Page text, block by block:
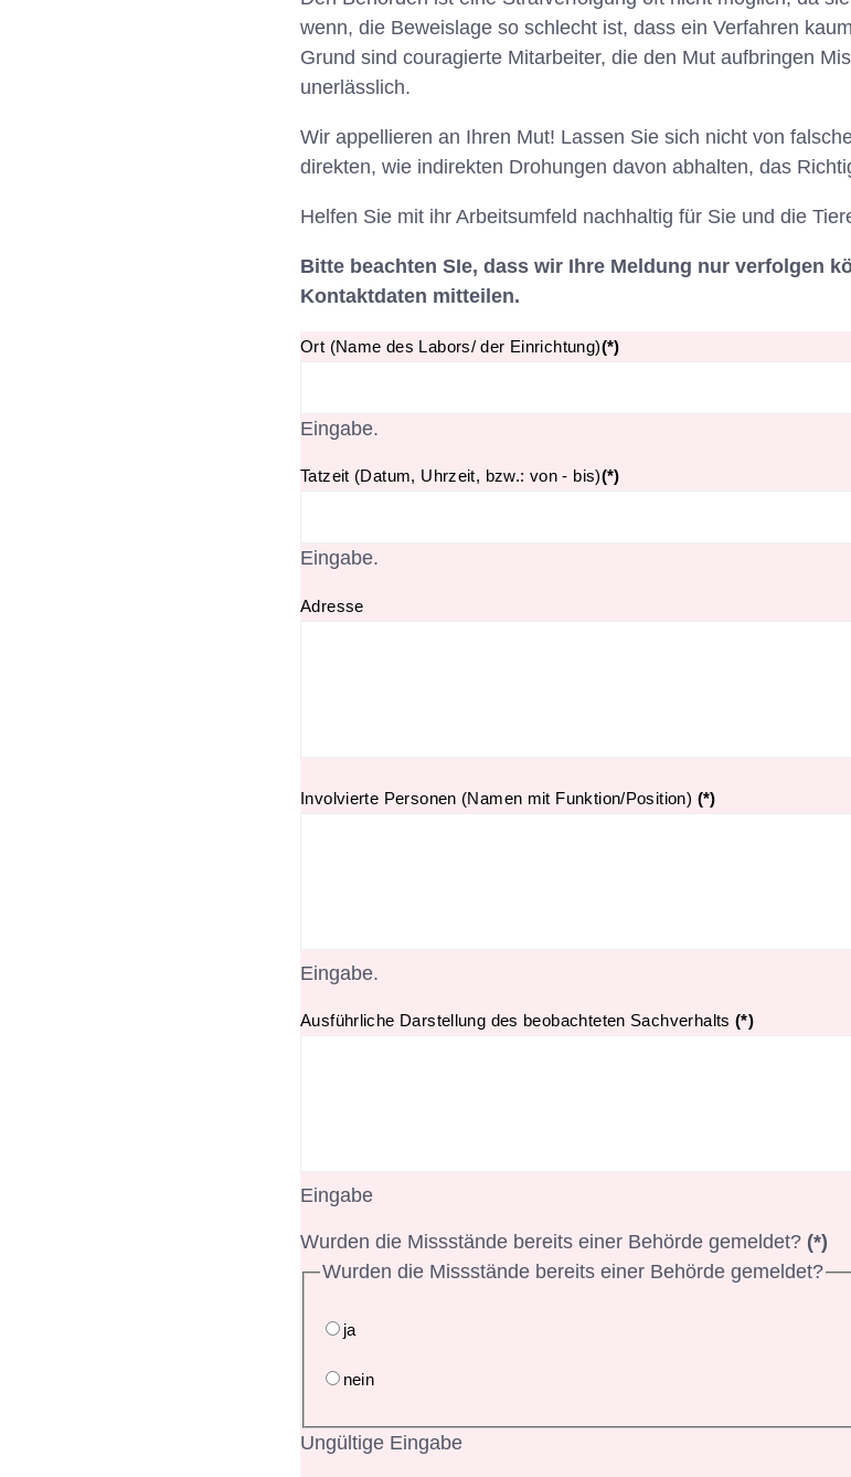
wenn, die Beweislage so schlecht ist, dass ein Verfahren
Grund sind couragierte Mitarbeiter, die den Mut aufbringen
unerlässlich.
Wir appellieren an Ihren Mut! Lassen Sie sich nicht von
direkten, wie indirekten Drohungen davon abhalten, das
Helfen Sie mit ihr Arbeitsumfeld nachhaltig für Sie und die
Bitte beachten SIe, dass wir Ihre Meldung nur verfolgen
Kontaktdaten mitteilen.
Ort (Name des Labors/ der Einrichtung)(*)
Eingabe.
Tatzeit (Datum, Uhrzeit, bzw.: von - bis)(*)
Eingabe.
Adresse
Involvierte Personen (Namen mit Funktion/Position) (*)
Eingabe.
Ausführliche Darstellung des beobachteten Sachverhalts(*)
Eingabe
Wurden die Missstände bereits einer Behörde gemeldet? (*)
Wurden die Missstände bereits einer Behörde gemeldet?
ja
nein
Ungültige Eingabe